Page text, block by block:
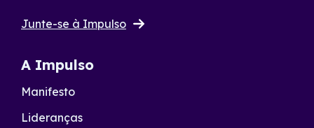
Junte-se à Impulso
A Impulso
Manifesto
Lideranças